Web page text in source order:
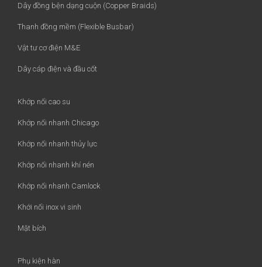
Dây đồng bện dạng cuộn (Copper Braids)
Thanh đồng mềm (Flexible Busbar)
Vật tư cơ điện M&E
Dây cáp điện và đầu cốt
Khớp nối cao su
Khớp nối nhanh Chicago
Khớp nối nhanh thủy lực
Khớp nối nhanh khí nén
Khớp nối nhanh Camlock
Khới nối inox vi sinh
Mặt bích
Phụ kiện hàn